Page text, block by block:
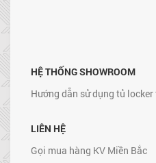
HỆ THỐNG SHOWROOM
Hướng dẫn sử dụng tủ
LIÊN HỆ
Gọi mua hàng KV Miền Bắc